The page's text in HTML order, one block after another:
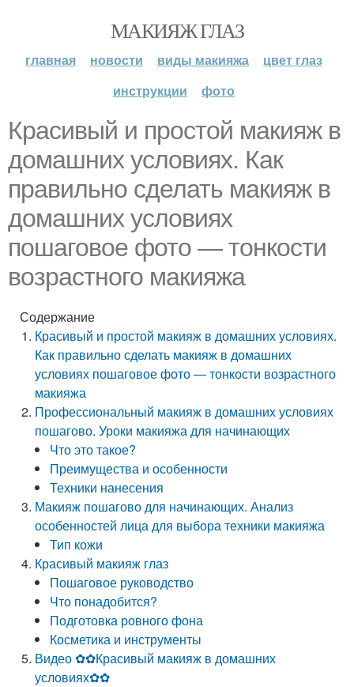
МАКИЯЖ ГЛАЗ
главная новости виды макияжа
цвет глаз
инструкции
фото
Красивый и простой макияж в
домашних условиях. Как
правильно сделать макияж в
домашних условиях
пошаговое фото — тонкости
возрастного макияжа
Содержание
Красивый и простой макияж в домашних условиях.
Как правильно сделать макияж в домашних
условиях пошаговое фото — тонкости возрастного
макияжа
Профессиональный макияж в домашних условиях
пошагово. Уроки макияжа для начинающих
Что это такое?
Преимущества и особенности
Техники нанесения
Макияж пошагово для начинающих. Анализ
особенностей лица для выбора техники макияжа
Тип кожи
Красивый макияж глаз
Пошаговое руководство
Что понадобится?
Подготовка ровного фона
Косметика и инструменты
Видео ✿✿Красивый макияж в домашних
условиях✿✿